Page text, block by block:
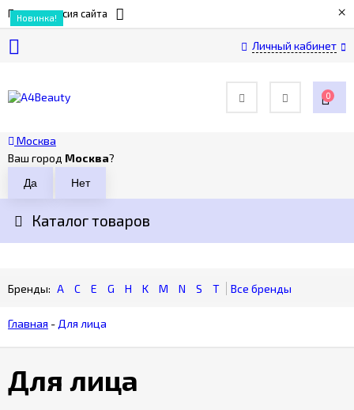
Полная версия сайта ×
Личный кабинет
компании
Оплата
Доставка
Контакты
Политика
Гарантия
качества
0
Москва
Ваш город Москва?
Каталог товаров
A C E G H K M N S T
Главная - Для лица
Для лица
Новинка!
Новинка!
Хит!
Хит!
Новинка!